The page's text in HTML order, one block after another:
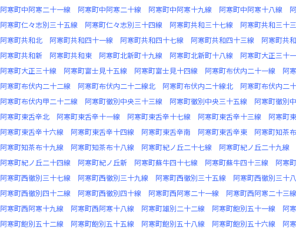
阿寒町中阿寒二十一線
阿寒町中阿寒二十線 阿寒町中阿寒十九線 阿寒町中阿寒十八線
阿寒町仁々志別三十五線
阿寒町仁々志別三十四線 阿寒町共和三十七線 阿寒町共和三十
阿寒町共和北
阿寒町共和四十一線 阿寒町共和四十七線 阿寒町共和四十三線 阿寒町共
阿寒町共和新
阿寒町共和東 阿寒町北新町十九線 阿寒町北新町十八線 阿寒町大正三十
阿寒町大正三十線
阿寒町富士見十五線 阿寒町富士見十四線 阿寒町布伏内二十一線 阿
阿寒町布伏内二十二線
阿寒町布伏内二十二線北 阿寒町布伏内二十線北 阿寒町布伏内二
阿寒町布伏内甲二十二線
阿寒町徹別中央三十三線 阿寒町徹別中央三十五線 阿寒町徹別
阿寒町東舌辛北
阿寒町東舌辛十一線 阿寒町東舌辛十七線 阿寒町東舌辛十三線 阿寒町
阿寒町東舌辛十六線
阿寒町東舌辛十四線 阿寒町東舌辛南 阿寒町東舌辛東 阿寒町知茶
阿寒町知茶布十九線
阿寒町知茶布十八線 阿寒町紀ノ丘二十七線 阿寒町紀ノ丘二十九線
阿寒町紀ノ丘二十四線
阿寒町紀ノ丘新 阿寒町蘇牛四十七線 阿寒町蘇牛四十三線 阿寒
阿寒町西徹別三十七線
阿寒町西徹別三十九線 阿寒町西徹別三十五線 阿寒町西徹別三十
阿寒町西徹別四十二線
阿寒町西徹別四十線 阿寒町西阿寒二十一線 阿寒町西阿寒二十三線
阿寒町西阿寒十九線
阿寒町西阿寒十八線 阿寒町雄別二十二線 阿寒町飽別五十一線 阿
阿寒町飽別五十二線
阿寒町飽別五十五線 阿寒町飽別五十八線 阿寒町飽別五十六線 阿